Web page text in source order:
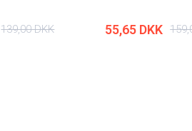
139,00 DKK 55,65 DKK